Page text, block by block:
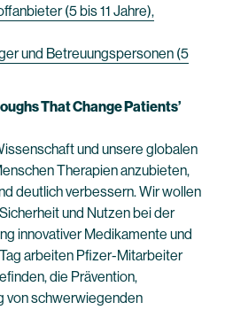
(5 bis 11 Jahre),
und Betreuungspersonen (5
That Change Patients’
und unsere globalen
Therapien anzubieten,
deutlich verbessern. Wir wollen
und Nutzen bei der
innovativer Medikamente und
arbeiten Pfizer-Mitarbeiter
die Prävention,
von schwerwiegenden